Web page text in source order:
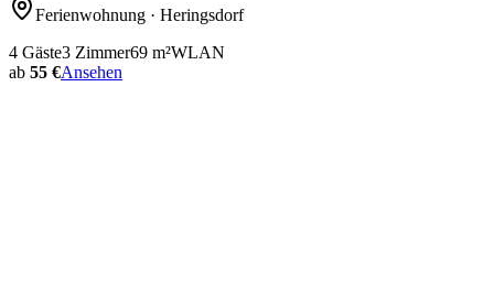
Ferienwohnung · Heringsdorf
4 Gäste3 Zimmer69 m²WLAN
ab 55 €Ansehen